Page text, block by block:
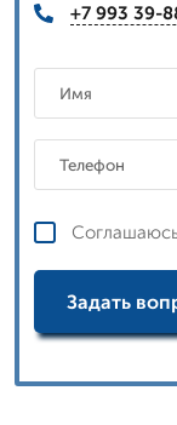
+7 993 39-
Задать